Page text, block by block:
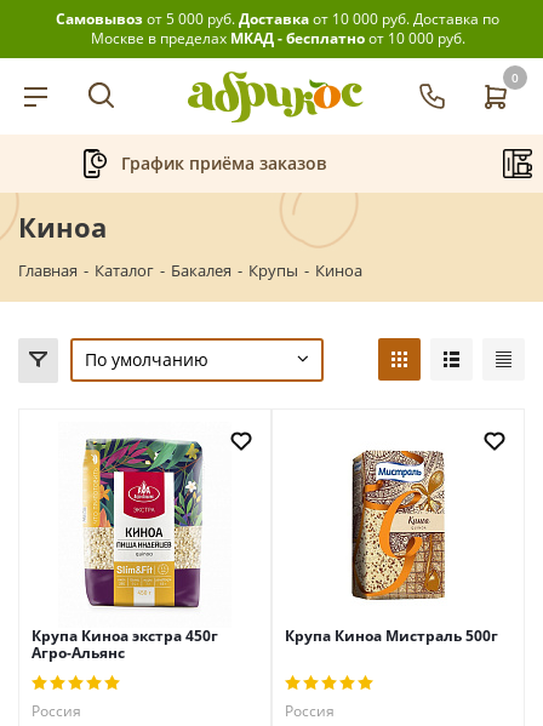
Самовывозот 5 000 руб.Доставкаот 10 000 руб.Доставка по
Москве в пределах МКАД - бесплатноот 10 000 руб.
0
График приёма заказов
Киноа
Главная - Каталог - Бакалея - Крупы - Киноа
По умолчанию
Крупа Киноа экстра 450г
Агро-Альянс
Россия
Крупа Киноа Мистраль 500г
Россия